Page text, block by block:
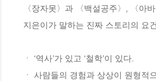
〈장자못〉과 〈백설공주〉, 〈아
지은이가 말하는 진짜 스토리의 요건
ㆍ ‘역사’가 있고 ‘철학’이 있다.
ㆍ 사람들의 경험과 상상이 원형적